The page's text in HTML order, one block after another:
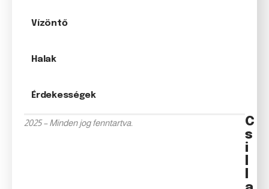
Vízöntő
Halak
Érdekességek
2025 – Minden jog fenntartva.
C
s
i